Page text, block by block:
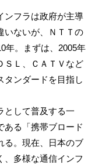
フラは政府が主導
いないが、ＮＴＴの
年。まずは、2005年
ＳＬ、ＣＡＴＶなど
タンダードを目指し
して普及する一
ある「携帯ブロード
る。現在、日本のブ
、多様な通信インフ